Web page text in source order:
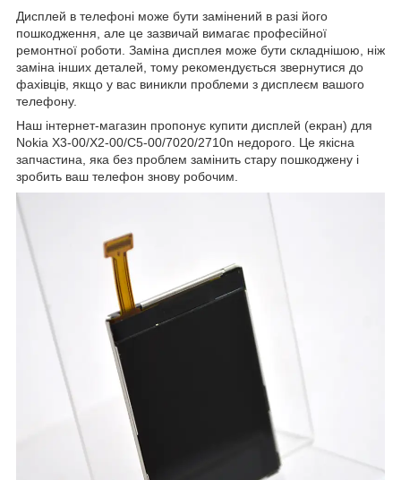
Дисплей в телефоні може бути замінений в разі його
пошкодження, але це зазвичай вимагає професійної
ремонтної роботи. Заміна дисплея може бути складнішою, ніж
заміна інших деталей, тому рекомендується звернутися до
фахівців, якщо у вас виникли проблеми з дисплеєм вашого
телефону.
Наш інтернет-магазин пропонує купити дисплей (екран) для
Nokia X3-00/X2-00/C5-00/7020/2710n недорого. Це якісна
запчастина, яка без проблем замінить стару пошкоджену і
зробить ваш телефон знову робочим.